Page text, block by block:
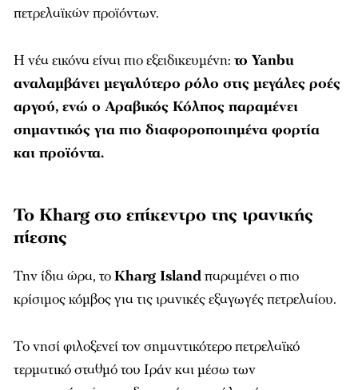
πετρελαϊκών προϊόντων.
Η νέα εικόνα είναι πιο εξειδικευμένη: το Yanbu
αναλαμβάνει μεγαλύτερο ρόλο στις μεγάλες ροές
αργού, ενώ ο Αραβικός Κόλπος παραμένει
σημαντικός για πιο διαφοροποιημένα φορτία
και προϊόντα.
Το Kharg στο επίκεντρο της ιρανικής
πίεσης
Την ίδια ώρα, τοKharg Islandπαραμένει ο πιο
κρίσιμος κόμβος για τις ιρανικές εξαγωγές πετρελαίου.
Το νησί φιλοξενεί τον σημαντικότερο πετρελαϊκό
τερματικό σταθμό του Ιράν και μέσω των